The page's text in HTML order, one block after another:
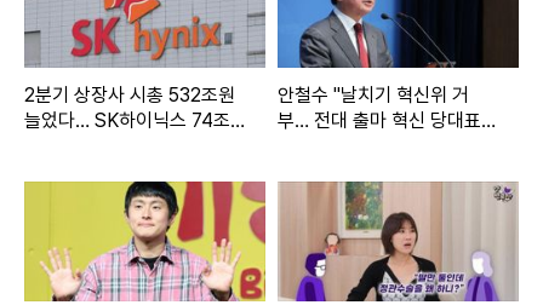
결국 사망했다는 의혹을 받는 고 오요안나를 저격한 것이 아니
냐는 반응이 이어졌다.
이와 관련해 이문정은 "MBC를 떠난 지 벌써 수년이 지나서,
라 너무 안타깝고 마음이 아프다. 어떻게 감히 유족의 슬픔을
헤아릴 수 있겠나"라며 "더 이상 악의적인 해석은 하지 말아달
라"라고 호소했다.
2분기 상장사 시총 532조원
늘었다… SK하이닉스 74조
안철수 "날치기 혁신위 거
부… 전대 출마 혁신 당대표